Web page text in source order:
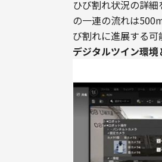
ひび割れ状況の詳
の一連の流れは
び割れに進展する可
デジタルツイン環